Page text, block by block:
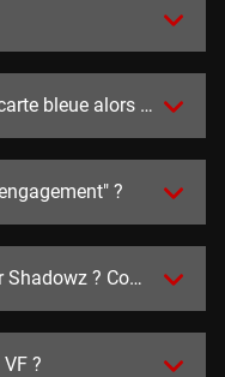
bleue alors que
?
? Combien y en
?